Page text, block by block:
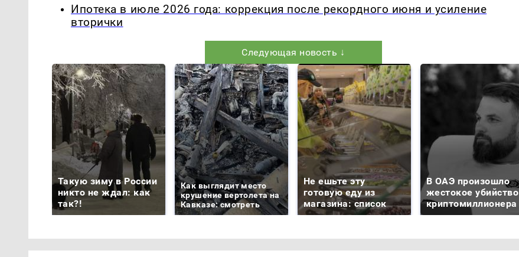
Ипотека в июле 2026 года: коррекция после рекордного июня и усиление
вторички
Следующая новость ↓
Такую зиму в России
никто не ждал: как
так?!
Как выглядит место
крушение вертолета на
Кавказе: смотреть
Не ешьте эту
готовую еду из
магазина: список
В ОАЭ произошло
жестокое убийство
криптомиллионера